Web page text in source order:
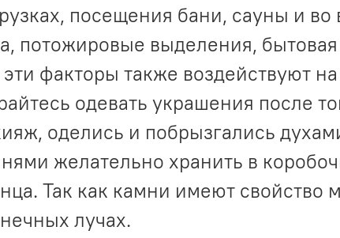
посещения бани, сауны и
потожировые выделения,
эти факторы также воздействуют
одевать украшения после
оделись и побрызгались
желательно хранить в
Так как камни имеют свойство
лучах.